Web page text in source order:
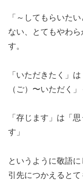
「～してもらいた
ない、とてもやわ
す。
「いただきたく」
（ご）〜いただく
「存じます」は「
す」
というように敬語
引先につかえるとて